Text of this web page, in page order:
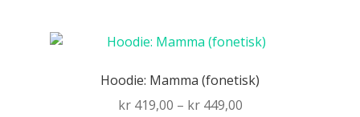
varianter.
olika
alternativen
Hoodie: Mamma (fonetisk)
kr419,00 – kr449,00Price